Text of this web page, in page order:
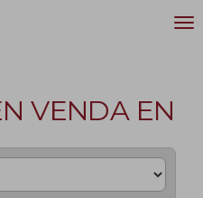
VENDA EN